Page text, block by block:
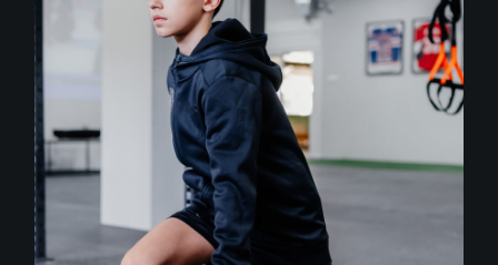
GYM Training
ZVYŠOVANIE KONDÍCIE